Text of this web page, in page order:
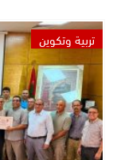
تربية وتكوين